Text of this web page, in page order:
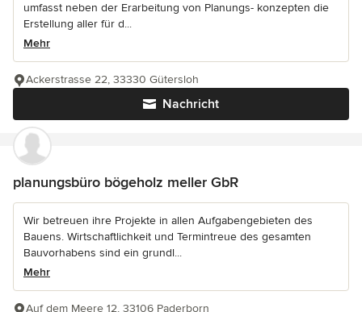
umfasst neben der Erarbeitung von Planungs- konzepten die
Erstellung aller für d...
Mehr
Nachricht
Ackerstrasse 22, 33330 Gütersloh
planungsbüro bögeholz meller GbR
Wir betreuen ihre Projekte in allen Aufgabengebieten des
Bauens. Wirtschaftlichkeit und Termintreue des gesamten
Bauvorhabens sind ein grundl...
Mehr
Auf dem Meere 12, 33106 Paderborn